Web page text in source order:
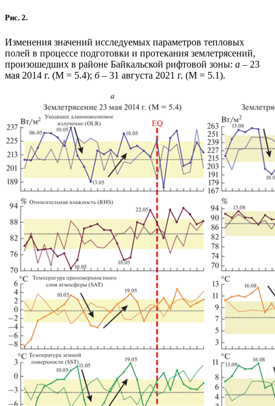
Рис. 2.
Изменения значений исследуемых параметров тепловых
полей в процессе подготовки и протекания землетрясений,
произошедших в районе Байкальской рифтовой зоны: а – 23
мая 2014 г. (М = 5.4); б– 31 августа 2021 г. (М = 5.1).